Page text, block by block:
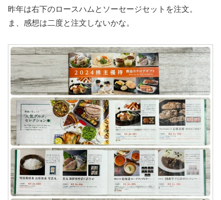
昨年は右下のロースハムとソーセージセットを注文。
ま、感想は二度と注文しないかな。